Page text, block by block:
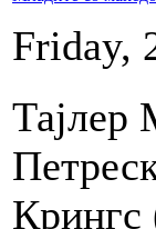
Friday,
Тајлер